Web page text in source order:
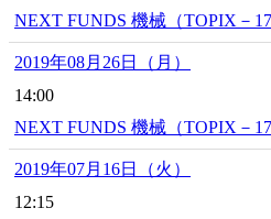
NEXT FUNDS 機械（TOPIX－
2019年08月26日（月）
14:00
NEXT FUNDS 機械（TOPIX－
2019年07月16日（火）
12:15